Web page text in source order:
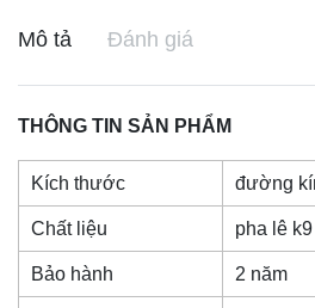
Mô tả Đánh giá
THÔNG TIN SẢN PHẨM
Kích thước đường
Chất liệu pha lê k9
Bảo hành 2 năm